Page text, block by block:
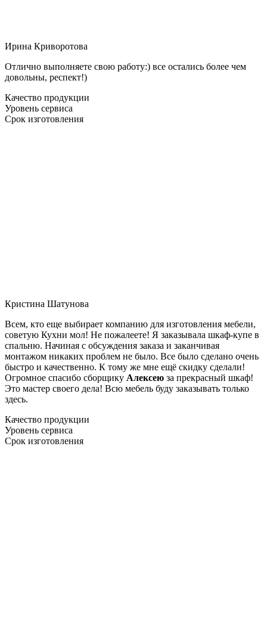
Ирина Криворотова
Отлично выполняете свою работу:) все остались более чем
довольны, респект!)
Качество продукции
Уровень сервиса
Срок изготовления
Кристина Шатунова
Всем, кто еще выбирает компанию для изготовления мебели,
советую Кухни мол! Не пожалеете! Я заказывала шкаф-купе в
спальню. Начиная с обсуждения заказа и заканчивая
монтажом никаких проблем не было. Все было сделано очень
быстро и качественно. К тому же мне ещё скидку сделали!
Огромное спасибо сборщику Алексею за прекрасный шкаф!
Это мастер своего дела! Всю мебель буду заказывать только
здесь.
Качество продукции
Уровень сервиса
Срок изготовления